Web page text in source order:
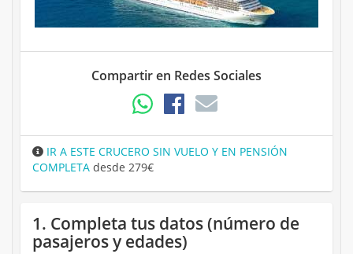
Compartir en Redes Sociales
IR A ESTE CRUCERO SIN VUELO Y EN PENSIÓN
COMPLETA desde 279€
1. Completa tus datos (número de
pasajeros y edades)